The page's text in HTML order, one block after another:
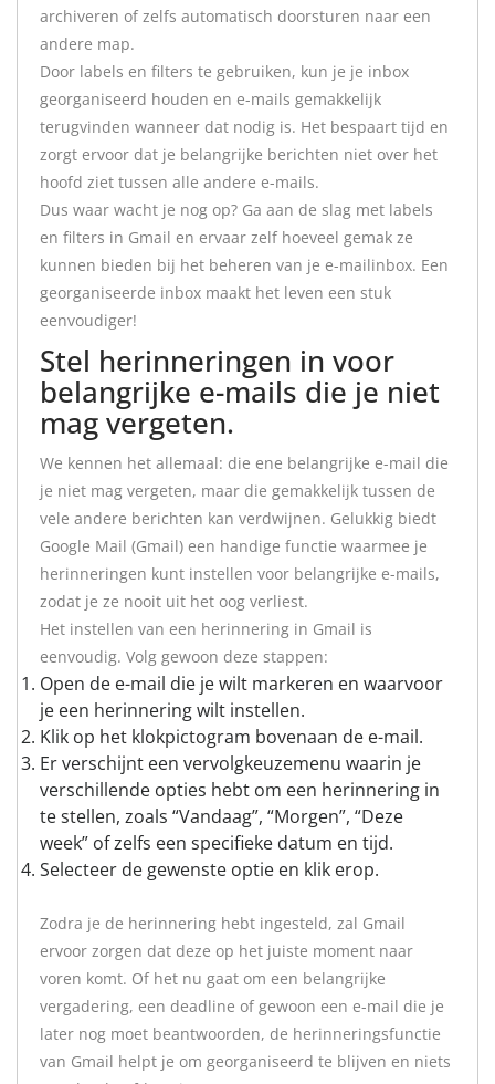
archiveren of zelfs automatisch doorsturen naar een
andere map.
Door labels en filters te gebruiken, kun je je inbox
georganiseerd houden en e-mails gemakkelijk
terugvinden wanneer dat nodig is. Het bespaart tijd en
zorgt ervoor dat je belangrijke berichten niet over het
hoofd ziet tussen alle andere e-mails.
Dus waar wacht je nog op? Ga aan de slag met labels
en filters in Gmail en ervaar zelf hoeveel gemak ze
kunnen bieden bij het beheren van je e-mailinbox. Een
georganiseerde inbox maakt het leven een stuk
eenvoudiger!
Stel herinneringen in voor
belangrijke e-mails die je niet
mag vergeten.
We kennen het allemaal: die ene belangrijke e-mail die
je niet mag vergeten, maar die gemakkelijk tussen de
vele andere berichten kan verdwijnen. Gelukkig biedt
Google Mail (Gmail) een handige functie waarmee je
herinneringen kunt instellen voor belangrijke e-mails,
zodat je ze nooit uit het oog verliest.
Het instellen van een herinnering in Gmail is
eenvoudig. Volg gewoon deze stappen:
Open de e-mail die je wilt markeren en waarvoor
je een herinnering wilt instellen.
Klik op het klokpictogram bovenaan de e-mail.
Er verschijnt een vervolgkeuzemenu waarin je
verschillende opties hebt om een herinnering in
te stellen, zoals “Vandaag”, “Morgen”, “Deze
week” of zelfs een specifieke datum en tijd.
Selecteer de gewenste optie en klik erop.
Zodra je de herinnering hebt ingesteld, zal Gmail
ervoor zorgen dat deze op het juiste moment naar
voren komt. Of het nu gaat om een belangrijke
vergadering, een deadline of gewoon een e-mail die je
later nog moet beantwoorden, de herinneringsfunctie
van Gmail helpt je om georganiseerd te blijven en niets